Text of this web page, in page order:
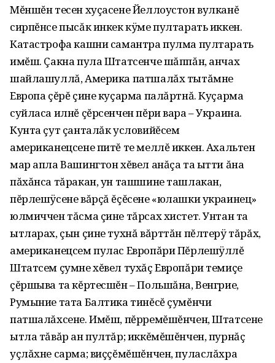
Мĕншĕн тесен хуçасене Йеллоустон вулканĕ
сирпĕнсе пысăк инкек кÿме пултарать иккен.
Катастрофа кашни самантра пулма пултарать
имĕш. Çакна пула Штатсенче шăппăн, анчах
шайлашуллă, Америка патшалăх тытăмне
Европа çĕрĕ çине куçарма палăртнă. Куçарма
суйласа илнĕ çĕрсенчен пĕри вара – Украина.
Кунта çут çанталăк условийĕсем
американецсене питĕ те меллĕ иккен. Ахальтен
мар апла Вашингтон хĕвел анăçа та ытти ăна
пăхăнса тăракан, ун ташшине ташлакан,
пĕрлешÿсене вăрçă ĕçĕсене «юлашки украинец»
юлмиччен тăсма çине тăрсах хистет. Унтан та
ытларах, çын çине тухнă вăрттăн пĕлтерÿ тăрăх,
американецсем пулас Европăри Пĕрлешÿллĕ
Штатсем çумне хĕвел тухăç Европăри темиçе
çĕршыва та кĕртесшĕн – Польшăна, Венгрие,
Румыние тата Балтика тинĕсĕ çумĕнчи
патшалăхсене. Имĕш, пĕрремĕшĕнчен, Штатсене
ытла тăвăр ан пултăр; иккĕмĕшĕнчен, пурнăç
уçлăхне сарма; виççĕмĕшĕнчен, пуласлăхра